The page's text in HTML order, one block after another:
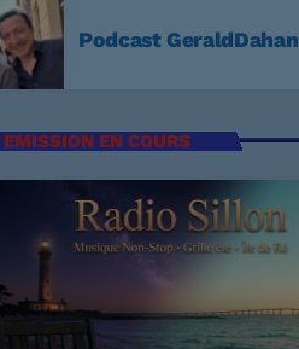
Podcast GeraldDahan
EMISSION EN COURS